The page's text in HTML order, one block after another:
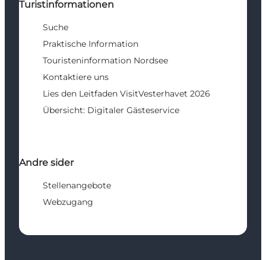
Turistinformationen
Suche
Praktische Information
Touristeninformation Nordsee
Kontaktiere uns
Lies den Leitfaden VisitVesterhavet 2026
Übersicht: Digitaler Gästeservice
Andre sider
Stellenangebote
Webzugang